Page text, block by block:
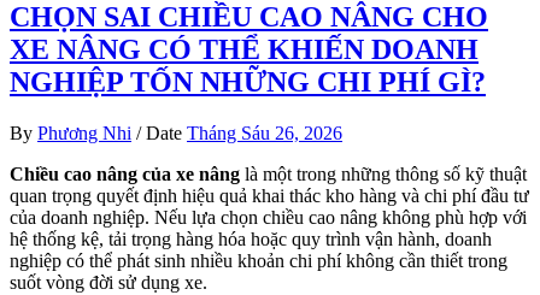
CHỌN SAI CHIỀU CAO NÂNG CHO
XE NÂNG CÓ THỂ KHIẾN DOANH
NGHIỆP TỐN NHỮNG CHI PHÍ GÌ?
By Phương Nhi / Date Tháng Sáu 26, 2026
Chiều cao nâng của xe nâng là một trong những thông số kỹ thuật
quan trọng quyết định hiệu quả khai thác kho hàng và chi phí đầu tư
của doanh nghiệp. Nếu lựa chọn chiều cao nâng không phù hợp với
hệ thống kệ, tải trọng hàng hóa hoặc quy trình vận hành, doanh
nghiệp có thể phát sinh nhiều khoản chi phí không cần thiết trong
suốt vòng đời sử dụng xe.